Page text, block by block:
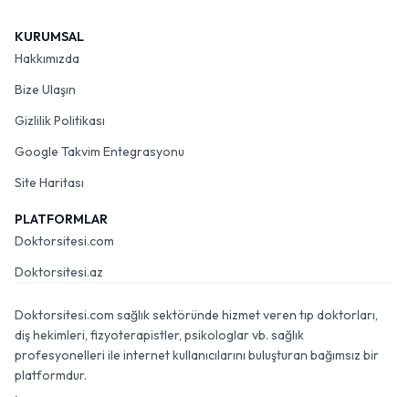
KURUMSAL
Hakkımızda
Bize Ulaşın
Gizlilik Politikası
Google Takvim Entegrasyonu
Site Haritası
PLATFORMLAR
Doktorsitesi.com
Doktorsitesi.az
Doktorsitesi.com sağlık sektöründe hizmet veren tıp doktorları,
diş hekimleri, fizyoterapistler, psikologlar vb. sağlık
profesyonelleri ile internet kullanıcılarını buluşturan bağımsız bir
platformdur.